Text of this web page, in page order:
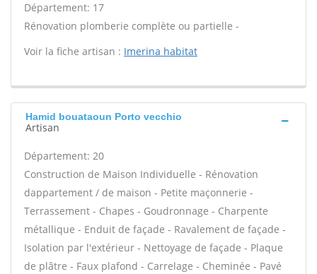
Département: 17
Rénovation plomberie complète ou partielle -
Voir la fiche artisan : Imerina habitat
Hamid bouataoun Porto vecchio
Artisan
Département: 20
Construction de Maison Individuelle - Rénovation
dappartement / de maison - Petite maçonnerie -
Terrassement - Chapes - Goudronnage - Charpente
métallique - Enduit de façade - Ravalement de façade -
Isolation par l'extérieur - Nettoyage de façade - Plaque
de plâtre - Faux plafond - Carrelage - Cheminée - Pavé